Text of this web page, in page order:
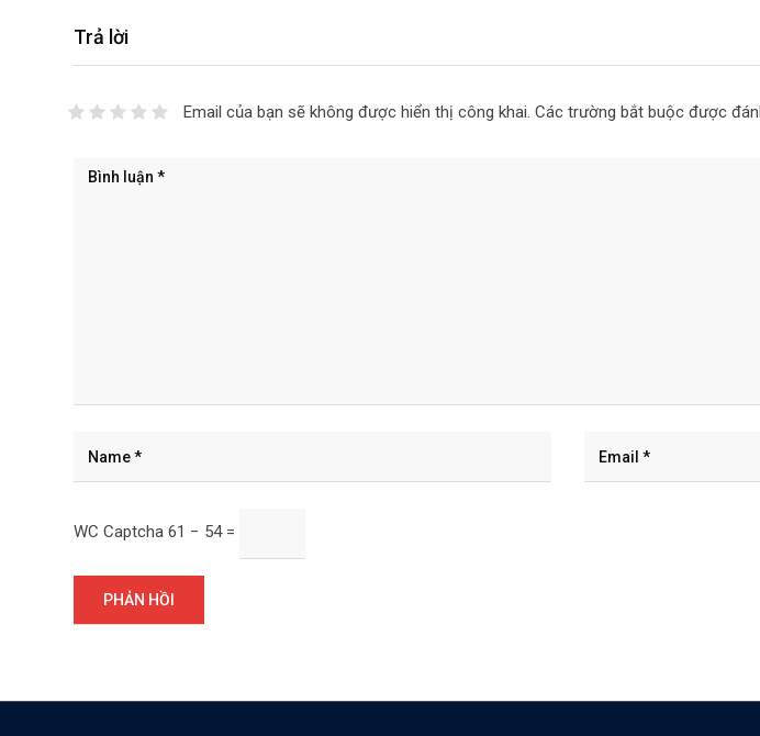
Trả lời
Email của bạn sẽ không được hiển thị công khai. Các trường bắt buộc được
WC Captcha 61 − 54 =